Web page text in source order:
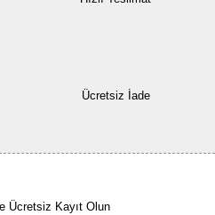
Ücretsiz İade
Ücretsiz Kayıt Olun